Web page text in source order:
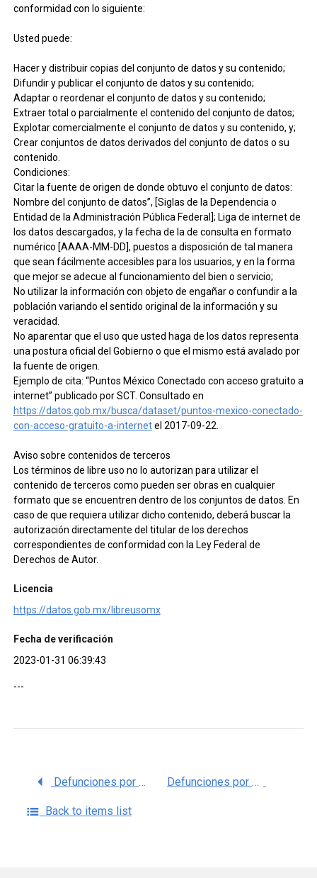
conformidad con lo siguiente:
Usted puede:
Hacer y distribuir copias del conjunto de datos y su contenido;
Difundir y publicar el conjunto de datos y su contenido;
Adaptar o reordenar el conjunto de datos y su contenido;
Extraer total o parcialmente el contenido del conjunto de datos;
Explotar comercialmente el conjunto de datos y su contenido, y;
Crear conjuntos de datos derivados del conjunto de datos o su
contenido.
Condiciones:
Citar la fuente de origen de donde obtuvo el conjunto de datos:
Nombre del conjunto de datos”, [Siglas de la Dependencia o
Entidad de la Administración Pública Federal]; Liga de internet de
los datos descargados, y la fecha de la de consulta en formato
numérico [AAAA-MM-DD], puestos a disposición de tal manera
que sean fácilmente accesibles para los usuarios, y en la forma
que mejor se adecue al funcionamiento del bien o servicio;
No utilizar la información con objeto de engañar o confundir a la
población variando el sentido original de la información y su
veracidad.
No aparentar que el uso que usted haga de los datos representa
una postura oficial del Gobierno o que el mismo está avalado por
la fuente de origen.
Ejemplo de cita: “Puntos México Conectado con acceso gratuito a
internet” publicado por SCT. Consultado en
https://datos.gob.mx/busca/dataset/puntos-mexico-conectado-
con-acceso-gratuito-a-internetel 2017-09-22.
Aviso sobre contenidos de terceros
Los términos de libre uso no lo autorizan para utilizar el
contenido de terceros como pueden ser obras en cualquier
formato que se encuentren dentro de los conjuntos de datos. En
caso de que requiera utilizar dicho contenido, deberá buscar la
autorización directamente del titular de los derechos
correspondientes de conformidad con la Ley Federal de
Derechos de Autor.
Licencia
https://datos.gob.mx/libreusomx
Fecha de verificación
2023-01-31 06:39:43
---
Defunciones por Desnutrición calórico protéica, serie 1998 – 2021, Principales Causas OPS, Cubos dinámicos, SSA SINBA-SINAIS Defunciones por Anquilostomiasis y necatoriasis, serie 1998 – 2021, Principales Causas OPS, Cubos dinámicos, SSA SINBA-SINAIS
Back to items list